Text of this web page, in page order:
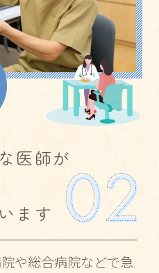
医師が
ます
や総合病院などで急